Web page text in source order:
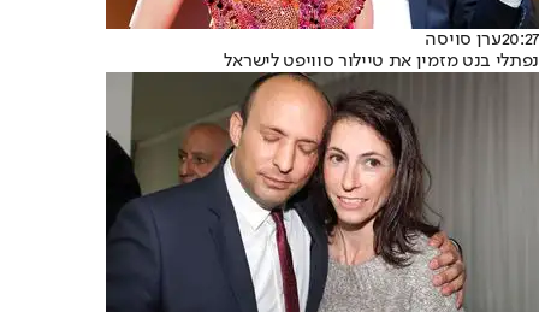
20:27ערן סויסה
נפתלי בנט מזמין את טיילור סוויפט לישראל